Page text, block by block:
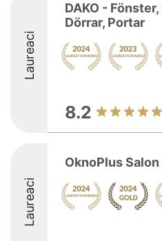
Laureaci
DAKO -
Dörrar, Portar
8.2
Laureaci
OknoPlus